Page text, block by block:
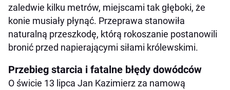
zaledwie kilku metrów, miejscami tak głęboki, że
konie musiały płynąć. Przeprawa stanowiła
naturalną przeszkodę, którą rokoszanie postanowili
bronić przed napierającymi siłami królewskimi.
Przebieg starcia i fatalne błędy dowódców
O świcie 13 lipca Jan Kazimierz za namową